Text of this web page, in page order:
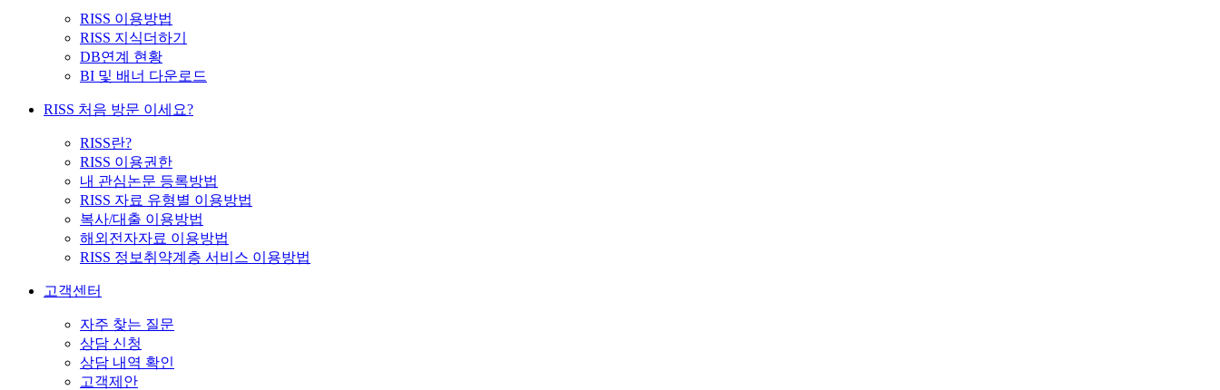
RISS 이용방법
RISS 지식더하기
DB연계 현황
BI 및 배너 다운로드
RISS 처음 방문 이세요?
RISS란?
RISS 이용권한
내 관심논문 등록방법
RISS 자료 유형별 이용방법
복사/대출 이용방법
해외전자자료 이용방법
RISS 정보취약계층 서비스 이용방법
고객센터
자주 찾는 질문
상담 신청
상담 내역 확인
고객제안